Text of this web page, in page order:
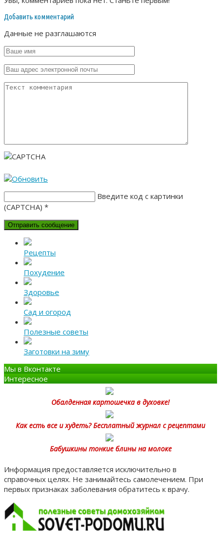
Добавить комментарий
Данные не разглашаются
Введите код с картинки
(CAPTCHA) *
Рецепты
Похудение
Здоровье
Сад и огород
Полезные советы
Заготовки на зиму
Мы в Вконтакте
Интересное
Обалденная картошечка в духовке!
Как есть все и худеть? Бесплатный журнал с рецептами
Бабушкины тонкие блины на молоке
Информация предоставляется исключительно в
справочных целях. Не занимайтесь самолечением. При
первых признаках заболевания обратитесь к врачу.